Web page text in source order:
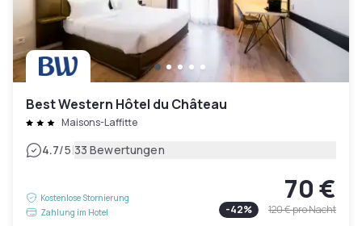
Best Western Hôtel du Château
Maisons-Laffitte
4.7/5|33 Bewertungen
Kostenlose Stornierung
Zahlung im Hotel
70 €
-42% 120 €pro Nacht